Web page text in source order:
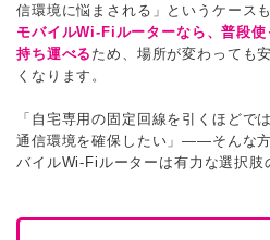
信環境に悩まされる」というケース
モバイルWi-Fiルーターなら、普段
持ち運べる ため、場所が変わっても
くなります。
「自宅専用の固定回線を引くほどで
通信環境を確保したい」――そんな
バイルWi-Fiルーターは有力な選択肢